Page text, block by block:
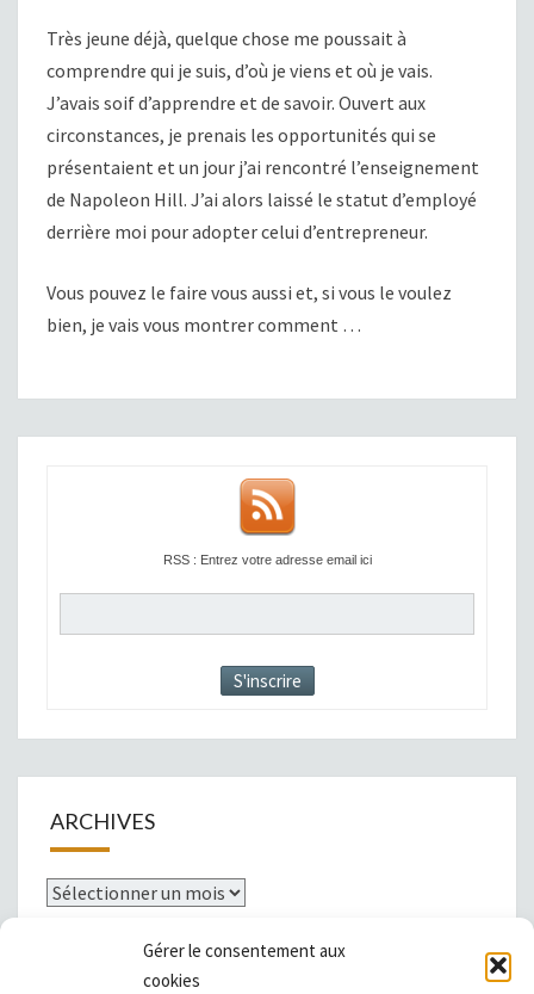
Gérer le consentement aux
cookies
Très jeune déjà, quelque chose me poussait à
comprendre qui je suis, d’où je viens et où je vais.
J’avais soif d’apprendre et de savoir. Ouvert aux
circonstances, je prenais les opportunités qui se
présentaient et un jour j’ai rencontré l’enseignement
de Napoleon Hill. J’ai alors laissé le statut d’employé
derrière moi pour adopter celui d’entrepreneur.
Vous pouvez le faire vous aussi et, si vous le voulez
bien, je vais vous montrer comment …
RSS : Entrez votre adresse email ici
ARCHIVES
Archives